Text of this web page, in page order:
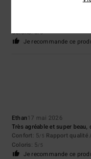
Coloris: 5/5
Je recommande ce
Ethan17 mai 2026
Très agréable et super beau,
Confort: 5/5 Rapport qualité
Coloris: 5/5
Je recommande ce